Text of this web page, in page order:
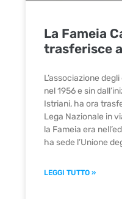
La Fameia
trasferisce
​L’associazione
nel 1956 e sin
Istriani, ha ora
Lega Nazionale in
la Fameia era
ha sede l’Unione
LEGGI TUTTO »